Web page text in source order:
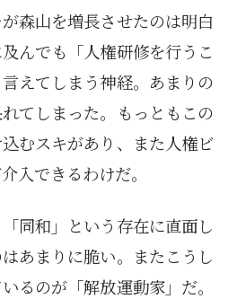
森山を増長させたのは明白
んでも「人権研修を行うこ
えてしまう神経。あまりの
てしまった。もっともこの
むスキがあり、また人権ビ
入できるわけだ。
同和」という存在に直面し
あまりに脆い。またこうし
るのが「解放運動家」だ。